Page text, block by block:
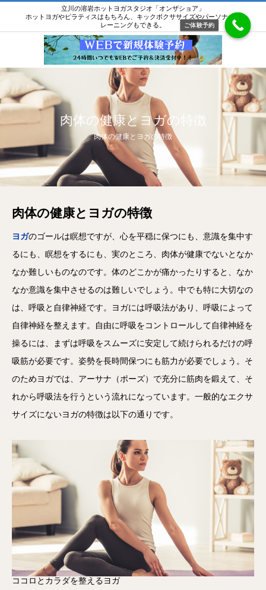
立川の溶岩ホットヨガスタジオ「オンザショア」
ホットヨガやピラティスはもちろん、キックボクササイズやパーソナルト
レーニングもできる。
肉体の健康とヨガの特徴
肉体の健康とヨガの特徴
肉体の健康とヨガの特徴
ヨガのゴールは瞑想ですが、心を平穏に保つにも、意識を集中す
るにも、瞑想をするにも、実のところ、肉体が健康でないとなか
なか難しいものなのです。体のどこかが痛かったりすると、なか
なか意識を集中させるのは難しいでしょう。中でも特に大切なの
は、呼吸と自律神経です。ヨガには呼吸法があり、呼吸によって
自律神経を整えます。自由に呼吸をコントロールして自律神経を
操るには、まずは呼吸をスムーズに安定して続けられるだけの呼
吸筋が必要です。姿勢を長時間保つにも筋力が必要でしょう。そ
のためヨガでは、アーサナ（ポーズ）で充分に筋肉を鍛えて、そ
れから呼吸法を行うという流れになっています。一般的なエクサ
サイズにないヨガの特徴は以下の通りです。
ココロとカラダを整えるヨガ
ご体験予約